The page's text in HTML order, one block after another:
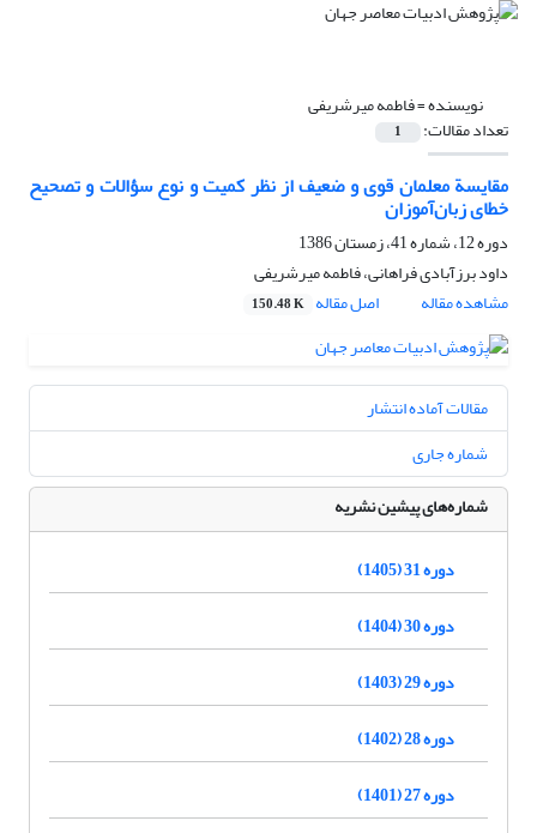
نویسنده =فاطمه میرشریفی
تعداد مقالات: 1
مقایسة معلمان قوی و ضعیف از نظر کمیت و نوع سؤالات و تصحیح
خطای زبان‌آموزان
دوره 12، شماره 41، زمستان 1386
داود برزآبادی فراهانی، فاطمه میرشریفی
مشاهده مقاله
اصل مقاله 150.48 K
مقالات آماده انتشار
شماره جاری
شماره‌های پیشین نشریه
دوره 31 (1405)
دوره 30 (1404)
دوره 29 (1403)
دوره 28 (1402)
دوره 27 (1401)